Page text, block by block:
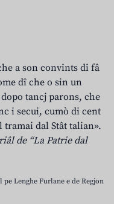
a son convints di fâ
dî che o sin un
tancj parons, che
i secui, cumò di cent
dal Stât talian».
de “La Patrie dal
pe Lenghe Furlane e de Regjon